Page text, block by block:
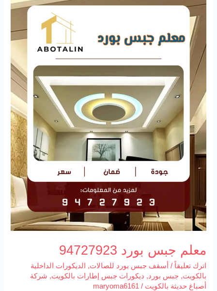
معلم جبس بورد 94727923
اترك تعليقاً / أسقف جبس بورد للصالات,
الديكورات الداخلية
بالكويت, جبس بورد, ديكورات جبس إطارات بالكويت, شركة
أصباغ حديثة بالكويت /
maryoma6161
جبس
بورد
94727923